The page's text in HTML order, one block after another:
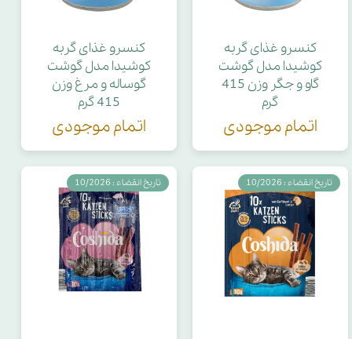
کنسرو غذای گربه
کوشیدا مدل گوشت
گاو و جگر وزن 415
گرم
اتمام موجودی
کنسرو غذای گربه
کوشیدا مدل گوشت
گوساله و مرغ وزن
415 گرم
اتمام موجودی
تاریخ انقضاء : 10/2026 تاریخ انقضاء : 10/2026